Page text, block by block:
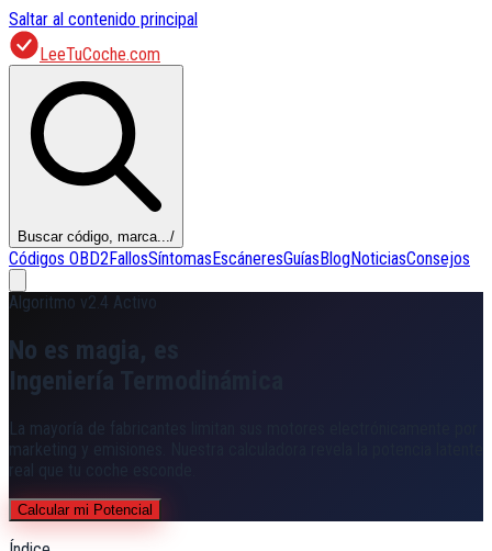
Saltar al contenido principal
LeeTuCoche.com
Buscar código, marca.../
Códigos OBD2FallosSíntomasEscáneresGuíasBlogNoticiasConsejos
Algoritmo v2.4 Activo
No es magia, es
Ingeniería Termodinámica
La mayoría de fabricantes limitan sus motores electrónicamente por
marketing y emisiones. Nuestra calculadora revela la potencia latente
real que tu coche esconde.
Calcular mi Potencial